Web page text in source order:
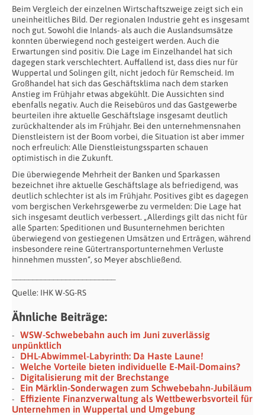
Beim Vergleich der einzelnen Wirtschaftszweige zeigt sich ein
uneinheitliches Bild. Der regionalen Industrie geht es insgesamt
noch gut. Sowohl die Inlands- als auch die Auslandsumsätze
konnten überwiegend noch gesteigert werden. Auch die
Erwartungen sind positiv. Die Lage im Einzelhandel hat sich
dagegen stark verschlechtert. Auffallend ist, dass dies nur für
Wuppertal und Solingen gilt, nicht jedoch für Remscheid. Im
Großhandel hat sich das Geschäftsklima nach dem starken
Anstieg im Frühjahr etwas abgekühlt. Die Aussichten sind
ebenfalls negativ. Auch die Reisebüros und das Gastgewerbe
beurteilen ihre aktuelle Geschäftslage insgesamt deutlich
zurückhaltender als im Frühjahr. Bei den unternehmensnahen
Dienstleistern ist der Boom vorbei, die Situation ist aber immer
noch erfreulich: Alle Dienstleistungssparten schauen
optimistisch in die Zukunft.
Die überwiegende Mehrheit der Banken und Sparkassen
bezeichnet ihre aktuelle Geschäftslage als befriedigend, was
deutlich schlechter ist als im Frühjahr. Positives gibt es dagegen
vom bergischen Verkehrsgewerbe zu vermelden: Die Lage hat
sich insgesamt deutlich verbessert. „Allerdings gilt das nicht für
alle Sparten: Speditionen und Busunternehmen berichten
überwiegend von gestiegenen Umsätzen und Erträgen, während
insbesondere reine Gütertransportunternehmen Verluste
hinnehmen mussten“, so Meyer abschließend.
Quelle: IHK W-SG-RS
Ähnliche Beiträge:
WSW-Schwebebahn auch im Juni zuverlässig
unpünktlich
DHL-Abwimmel-Labyrinth: Da Haste Laune!
Welche Vorteile bieten individuelle E-Mail-Domains?
Digitalisierung mit der Brechstange
Ein Märklin-Sonderwagen zum Schwebebahn-Jubiläum
Effiziente Finanzverwaltung als Wettbewerbsvorteil für
Unternehmen in Wuppertal und Umgebung